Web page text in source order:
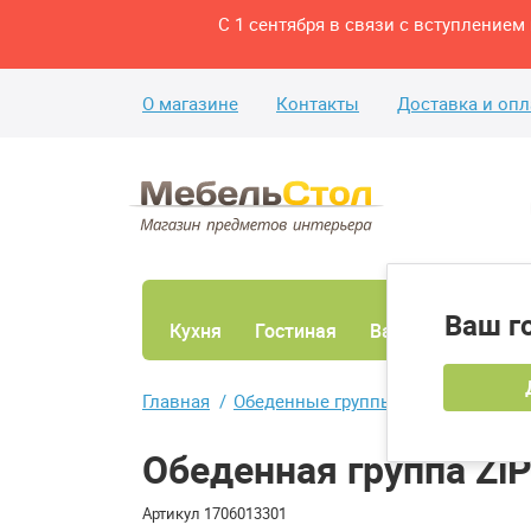
С 1 сентября в связи с
О магазине Контакты Доставка и
Ваш
Кухня Гостиная Ванная
Главная Обеденные группы Обеденная
Обеденная группа
Артикул 1706013301